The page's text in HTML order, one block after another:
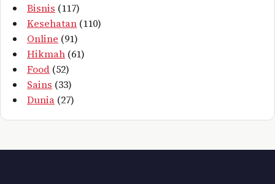
Bisnis (117)
Kesehatan (110)
Online (91)
Hikmah (61)
Food (52)
Sains (33)
Dunia (27)